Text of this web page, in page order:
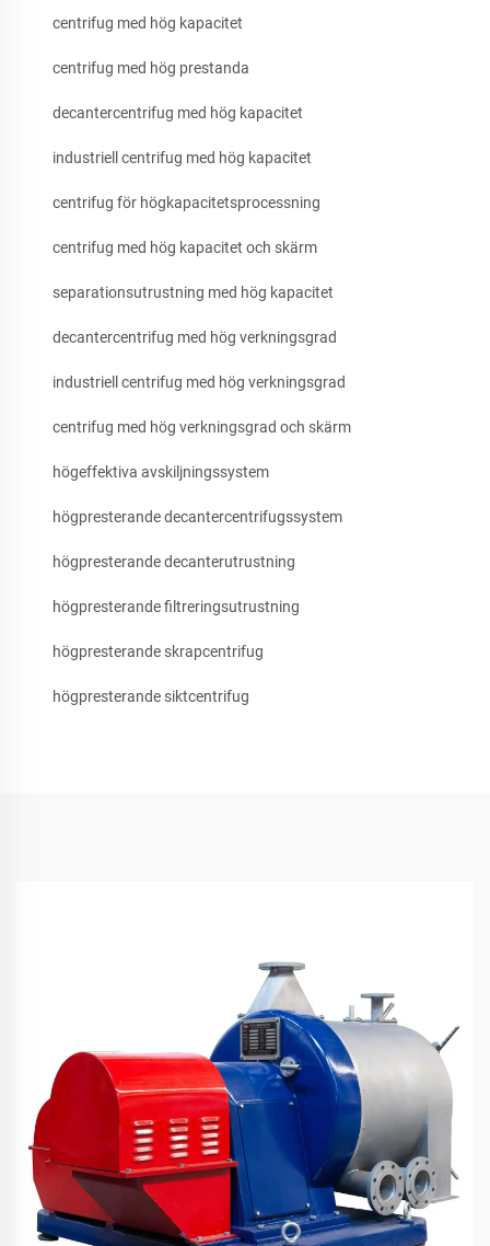
centrifug med hög kapacitet
centrifug med hög prestanda
decantercentrifug med hög kapacitet
industriell centrifug med hög kapacitet
centrifug för högkapacitetsprocessning
centrifug med hög kapacitet och skärm
separationsutrustning med hög kapacitet
decantercentrifug med hög verkningsgrad
industriell centrifug med hög verkningsgrad
centrifug med hög verkningsgrad och skärm
högeffektiva avskiljningssystem
högpresterande decantercentrifugssystem
högpresterande decanterutrustning
högpresterande filtreringsutrustning
högpresterande skrapcentrifug
högpresterande siktcentrifug